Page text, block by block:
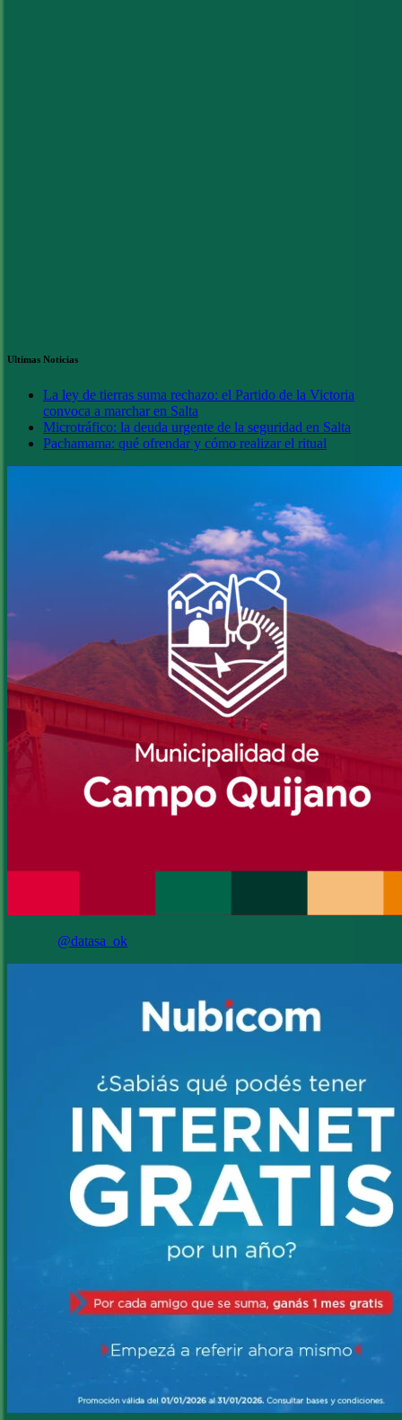
Ultimas Noticias
La ley de tierras suma rechazo: el Partido de la Victoria
convoca a marchar en Salta
Microtráfico: la deuda urgente de la seguridad en Salta
Pachamama: qué ofrendar y cómo realizar el ritual
@datasa_ok